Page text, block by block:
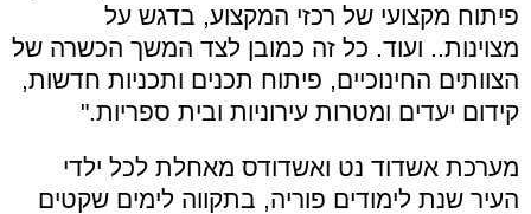
פיתוח מקצועי של רכזי המקצוע, בדגש על
מצוינות.. ועוד. כל זה כמובן לצד המשך הכשרה של
הצוותים החינוכיים, פיתוח תכנים ותכניות חדשות,
קידום יעדים ומטרות עירוניות ובית ספריות."
מערכת אשדוד נט ואשדודס מאחלת לכל ילדי
העיר שנת לימודים פוריה, בתקווה לימים שקטים